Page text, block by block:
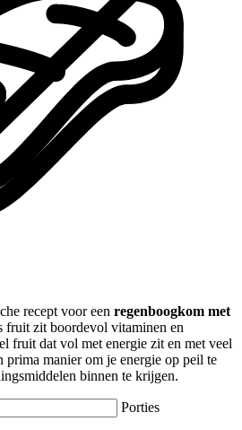
recept voor een regenboogkom met
fruit zit boordevol vitaminen en
fruit dat vol met energie zit en met veel
prima manier om je energie op peil te
binnen te krijgen.
Porties